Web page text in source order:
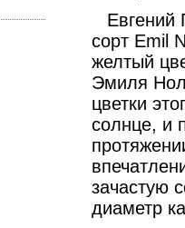
Евгений
сорт Emil
желтый
Эмиля
цветки
солнце, и
зачастую
диаметр